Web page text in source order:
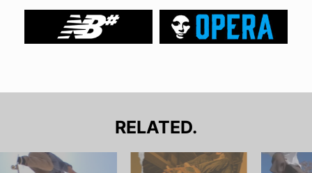
RELATED.